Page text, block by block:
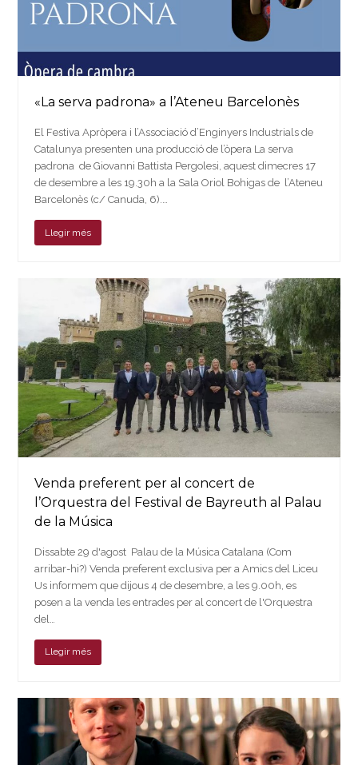
«La serva padrona» a l’Ateneu Barcelonès
El Festiva Apròpera i l’Associació d’Enginyers Industrials de
Catalunya presenten una producció de l’òpera La serva
padrona de Giovanni Battista Pergolesi, aquest dimecres 17
de desembre a les 19.30h a la Sala Oriol Bohigas de l’Ateneu
Barcelonès (c/ Canuda, 6).…
Llegir més
Venda preferent per al concert de
l’Orquestra del Festival de Bayreuth al Palau
de la Música
Dissabte 29 d'agost Palau de la Música Catalana (Com
arribar-hi?) Venda preferent exclusiva per a Amics del Liceu
Us informem que dijous 4 de desembre, a les 9.00h, es
posen a la venda les entrades per al concert de l'Orquestra
del…
Llegir més